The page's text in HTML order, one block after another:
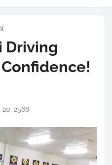
Driving
2568